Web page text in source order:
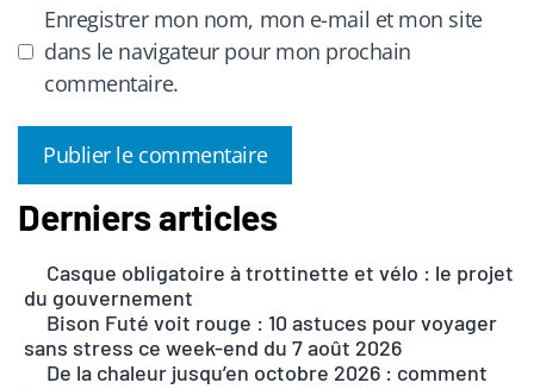
Enregistrer mon nom, mon e-mail et mon site
dans le navigateur pour mon prochain
commentaire.
A
e
r
Derniers articles
Casque obligatoire à trottinette et vélo : le projet
du gouvernement
Bison Futé voit rouge : 10 astuces pour voyager
sans stress ce week-end du 7 août 2026
De la chaleur jusqu’en octobre 2026 : comment